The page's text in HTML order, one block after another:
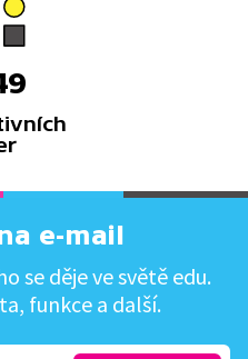
e-mail
se děje ve světě edu.
funkce a další.